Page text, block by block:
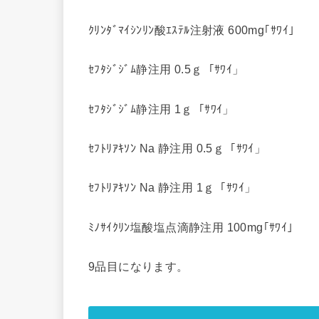
ｸﾘﾝﾀﾞﾏｲｼﾝﾘﾝ酸ｴｽﾃﾙ注射液 600mg｢ｻﾜｲ｣
ｾﾌﾀｼﾞｼﾞﾑ静注用 0.5ｇ「ｻﾜｲ」
ｾﾌﾀｼﾞｼﾞﾑ静注用 1ｇ「ｻﾜｲ」
ｾﾌﾄﾘｱｷｿﾝ Na 静注用 0.5ｇ「ｻﾜｲ」
ｾﾌﾄﾘｱｷｿﾝ Na 静注用 1ｇ「ｻﾜｲ」
ﾐﾉｻｲｸﾘﾝ塩酸塩点滴静注用 100mg｢ｻﾜｲ｣
9品目になります。